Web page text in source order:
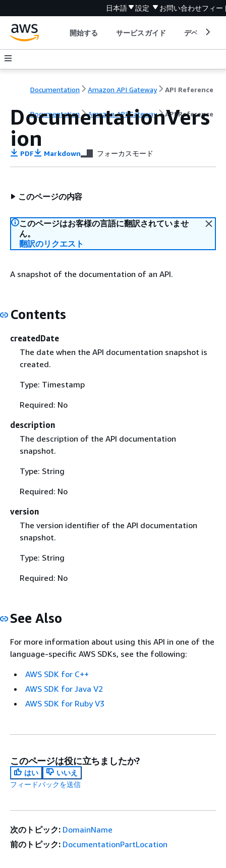
日本語 設定 お問い合わせフィー
開始する サービスガイド デベロッパ
Documentation Amazon API Gateway API Reference
Documentation Amazon API Gateway API Reference
DocumentationVers
ion
PDF Markdown フォーカスモード
このページの内容
このページはお客様の言語に翻訳されていませ
ん。
翻訳のリクエスト
A snapshot of the documentation of an API.
Contents
createdDate
The date when the API documentation snapshot is
created.
Type: Timestamp
Required: No
description
The description of the API documentation
snapshot.
Type: String
Required: No
version
The version identifier of the API documentation
snapshot.
Type: String
Required: No
See Also
For more information about using this API in one of the
language-specific AWS SDKs, see the following:
AWS SDK for C++
AWS SDK for Java V2
AWS SDK for Ruby V3
このページは役に立ちましたか?
はい
いいえ
フィードバックを送信
次のトピック: DomainName
前のトピック: DocumentationPartLocation